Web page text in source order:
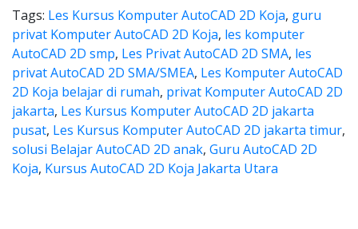
Tags: Les Kursus Komputer AutoCAD 2D Koja, guru
privat Komputer AutoCAD 2D Koja, les komputer
AutoCAD 2D smp, Les Privat AutoCAD 2D SMA, les
privat AutoCAD 2D SMA/SMEA, Les Komputer AutoCAD
2D Koja belajar di rumah, privat Komputer AutoCAD 2D
jakarta, Les Kursus Komputer AutoCAD 2D jakarta
pusat, Les Kursus Komputer AutoCAD 2D jakarta timur,
solusi Belajar AutoCAD 2D anak, Guru AutoCAD 2D
Koja, Kursus AutoCAD 2D Koja Jakarta Utara